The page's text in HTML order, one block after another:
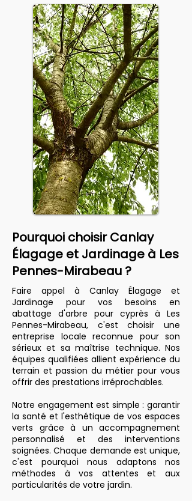
Pourquoi choisir Canlay
Élagage et Jardinage à Les
Pennes-Mirabeau ?
Faire appel à Canlay Élagage et
Jardinage pour vos besoins en
abattage d'arbre pour cyprès à Les
Pennes-Mirabeau, c'est choisir une
entreprise locale reconnue pour son
sérieux et sa maîtrise technique. Nos
équipes qualifiées allient expérience du
terrain et passion du métier pour vous
offrir des prestations irréprochables.
Notre engagement est simple : garantir
la santé et l'esthétique de vos espaces
verts grâce à un accompagnement
personnalisé et des interventions
soignées. Chaque demande est unique,
c'est pourquoi nous adaptons nos
méthodes à vos attentes et aux
particularités de votre jardin.